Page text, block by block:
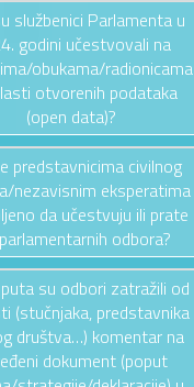
službenici Parlamenta u
godini učestvovali na
obukama/radionicama
otvorenih podataka
(open data)?
predstavnicima civilnog
nezavisnim eksperatima
da učestvuju ili prate
odbora?
su odbori zatražili od
(stučnjaka, predstavnika
društva…) komentar na
dokument (poput